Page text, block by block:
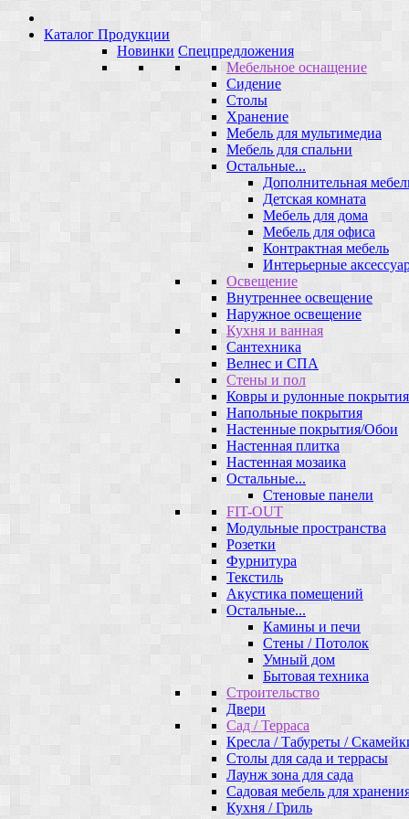
Каталог Продукции
Новинки Спецпредложения
Мебельное оснащение
Сидение
Столы
Хранение
Мебель для мультимедиа
Мебель для спальни
Остальные...
Дополнительная
Детская комната
Мебель для дома
Мебель для офиса
Контрактная мебель
Интерьерные
Освещение
Внутреннее освещение
Наружное освещение
Кухня и ванная
Сантехника
Велнес и СПА
Стены и пол
Ковры и рулонные покрытия
Напольные покрытия
Настенные покрытия/Обои
Настенная плитка
Настенная мозаика
Остальные...
Стеновые панели
FIT-OUT
Модульные пространства
Розетки
Фурнитура
Текстиль
Акустика помещений
Остальные...
Камины и печи
Стены / Потолок
Умный дом
Бытовая техника
Строительство
Двери
Сад / Терраса
Кресла / Табуреты /
Столы для сада и террасы
Лаунж зона для сада
Садовая мебель для
Кухня / Гриль